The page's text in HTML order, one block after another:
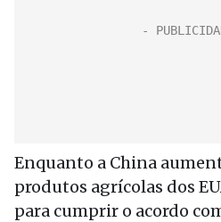
Enquanto a China
produtos agrícolas dos
para cumprir o acordo